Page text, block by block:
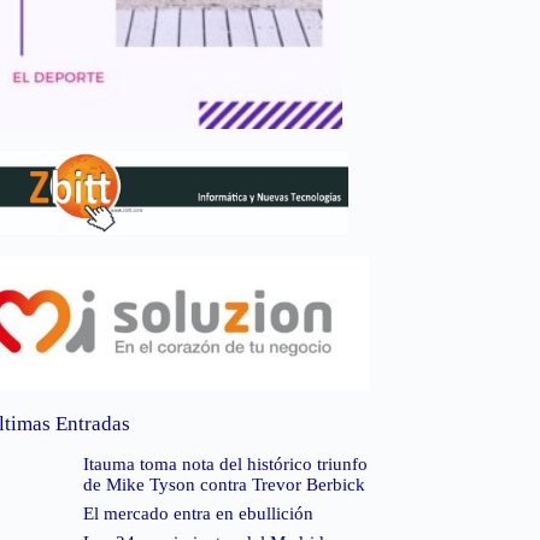
Entradas
Itauma toma nota del histórico triunfo
de Mike Tyson contra Trevor Berbick
El mercado entra en ebullición